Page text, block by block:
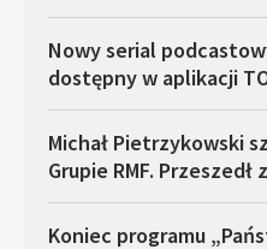
Nowy serial
dostępny w aplikacji
Michał Pietrzykowski
Grupie RMF. Przeszedł
Koniec programu